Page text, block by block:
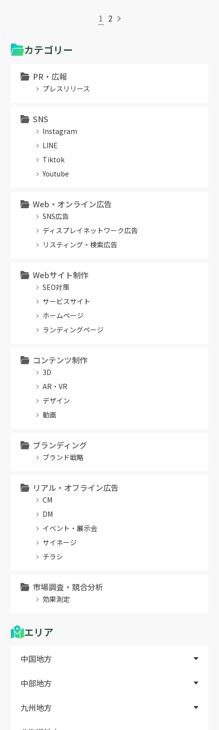
1 2
カテゴリー
PR・広報
プレスリリース
SNS
Instagram
LINE
Tiktok
Youtube
Web・オンライン広告
SNS広告
ディスプレイネットワーク広告
リスティング・検索広告
Webサイト制作
SEO対策
サービスサイト
ホームページ
ランディングページ
コンテンツ制作
3D
AR・VR
デザイン
動画
ブランディング
ブランド戦略
リアル・オフライン広告
CM
DM
イベント・展示会
サイネージ
チラシ
市場調査・競合分析
効果測定
エリア
中国地方
中部地方
九州地方